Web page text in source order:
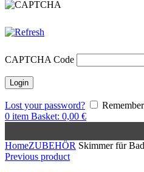
CAPTCHA Code
Lost your password?
0 item Basket: 0,00 €
HomeZUBEHÖR Skimmer für
Previous product